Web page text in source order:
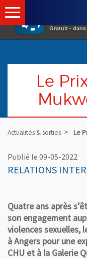
×
Gratuit -
Le
Actualités & sorties Le
Publié le 09-05-2022
RELATIONS
Quatre ans après
son engagement
violences sexuelles,
à Angers pour une
CHU et à la Galerie